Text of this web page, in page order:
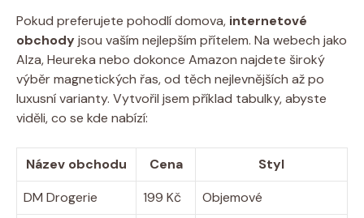
Pokud preferujete pohodlí domova, internetové
obchodyjsou vaším nejlepším přítelem. Na webech jako
Alza, Heureka nebo dokonce Amazon najdete široký
výběr magnetických řas, od těch nejlevnějších až po
luxusní varianty. Vytvořil jsem příklad tabulky, abyste
viděli, co se kde nabízí:
Název obchodu Cena
Styl
DM Drogerie
199 Kč
Objemové